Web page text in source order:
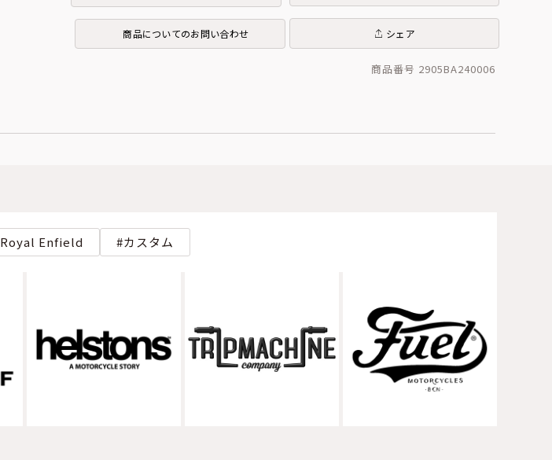
商品についてのお問い合わせ シェア
商品番号 2905BA240006
Royal Enfield カスタム